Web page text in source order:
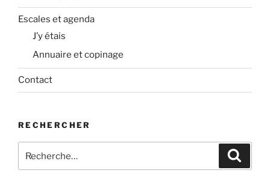
Escales et agenda
J’y étais
Annuaire et copinage
Contact
RECHERCHER
pour